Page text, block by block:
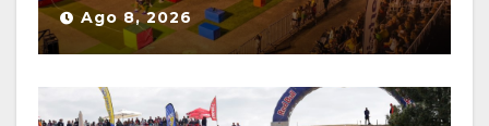
Ago 8, 2026